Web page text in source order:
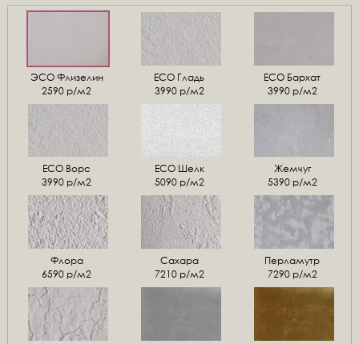
ЭСО Флизелин
2590 р/м2
ЕСО Гладь
3990 р/м2
ECO Бархат
3990 р/м2
ЕСО Ворс
3990 р/м2
ЕСО Шелк
5090 р/м2
Жемчуг
5390 р/м2
Флора
6590 р/м2
Сахара
7210 р/м2
Перламутр
7290 р/м2